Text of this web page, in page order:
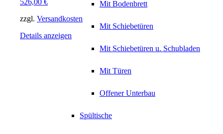
Mit Bodenbrett
Mit Schiebetüren
Mit Schiebetüren u. Schubladen
Mit Türen
Offener Unterbau
Spültische
zzgl. Versandkosten
Details anzeigen